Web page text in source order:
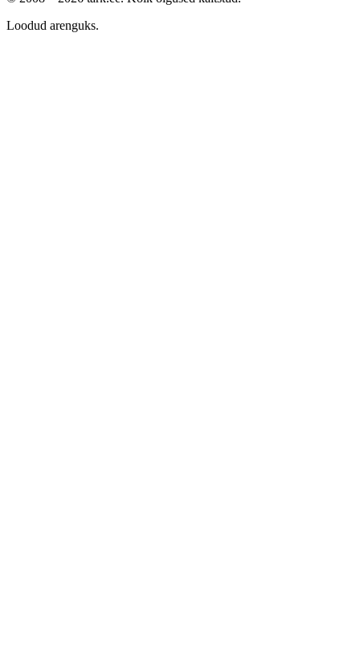
Loodud arenguks.